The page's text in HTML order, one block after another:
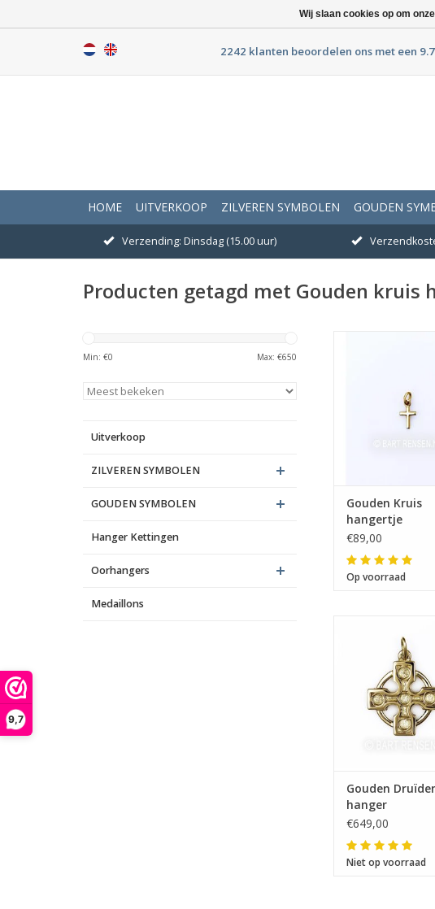
9,7
2242 klanten beoordelen ons met een 9.7
HOME UITVERKOOP ZILVEREN SYMBOLEN GOUDEN
Verzending: Dinsdag (15.00 uur)
Producten getagd met Gouden kruis
Min: €0 Max: €650
Uitverkoop
ZILVEREN SYMBOLEN
GOUDEN SYMBOLEN
Hanger Kettingen
Oorhangers
Medaillons
Gouden Kruis
hangertje
€89,00
Op voorraad
Afmeting 20 x 20
Gouden
hanger
€649,00
Niet op voorraad
Wij slaan cookies op om